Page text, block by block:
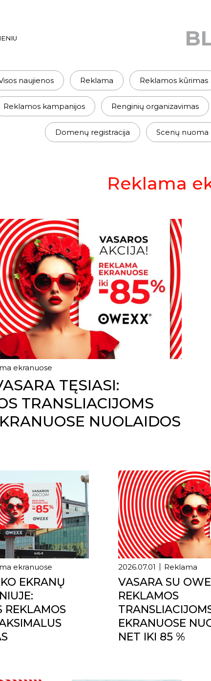
naujienos Reklama Reklamos kūrimas
Reklamos kampanijos Renginių organizavimas
Domenų registracija Scenų nuoma
Reklama
ekranuose
TĘSIASI:
TRANSLIACIJOMS
NUOLAIDOS
ekranuose
EKRANŲ
REKLAMOS
2026.07.01 Reklama
VASARA SU
REKLAMOS
EKRANUOSE
NET IKI 85 %